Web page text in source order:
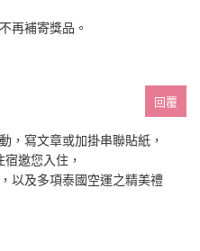
再補寄獎品。
，寫文章或加掛串聯貼紙，
邀您入住，
以及多項泰國空運之精美禮
回覆